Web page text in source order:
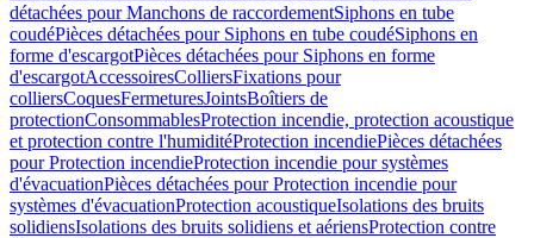
détachées pour Manchons de raccordementSiphons en tube
coudéPièces détachées pour Siphons en tube coudéSiphons en
forme d'escargotPièces détachées pour Siphons en forme
d'escargotAccessoiresColliersFixations pour
colliersCoquesFermeturesJointsBoîtiers de
protectionConsommablesProtection incendie, protection acoustique
et protection contre l'humiditéProtection incendiePièces détachées
pour Protection incendieProtection incendie pour systèmes
d'évacuationPièces détachées pour Protection incendie pour
systèmes d'évacuationProtection acoustiqueIsolations des bruits
solidiensIsolations des bruits solidiens et aériensProtection contre